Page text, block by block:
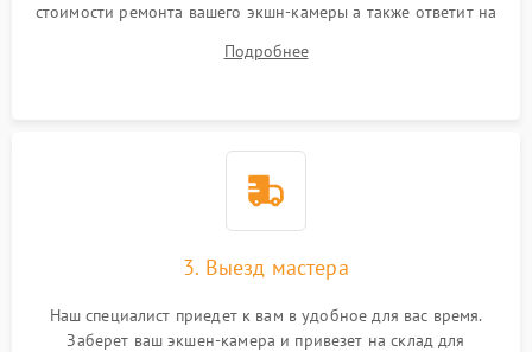
стоимости ремонта вашего экшн-камеры а также ответит на
Подробнее
3. Выезд мастера
Наш специалист приедет к вам в удобное для вас время.
Заберет ваш экшен-камера и привезет на склад для